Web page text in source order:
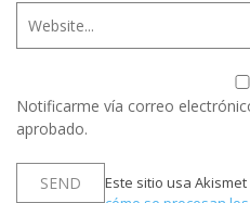
Notificarme vía correo
aprobado.
Este sitio usa